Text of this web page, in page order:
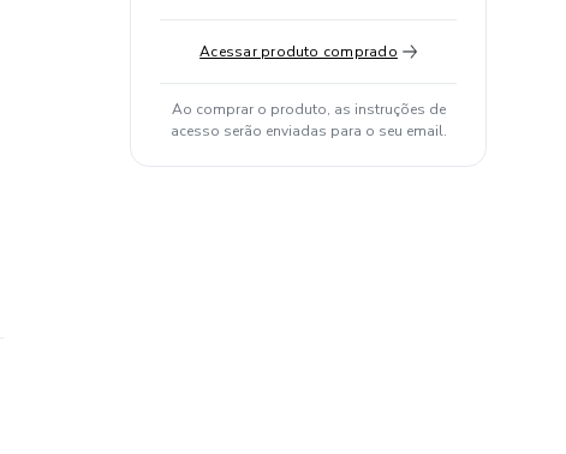
Acessar produto comprado
Ao comprar o produto, as instruções de
acesso serão enviadas para o seu email.